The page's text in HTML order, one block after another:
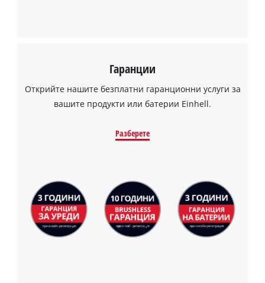
Гаранции
Открийте нашите безплатни гаранционни услуги за
вашите продукти или батерии Einhell.
Разберете